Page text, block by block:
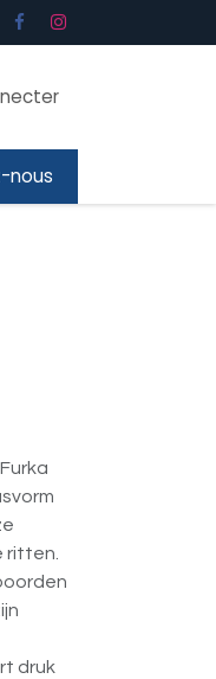
nous
ritten.
druk